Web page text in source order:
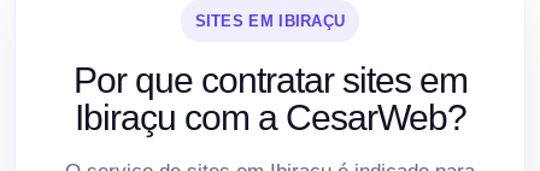
SITES EM IBIRAÇU
Por que contratar sites em
Ibiraçu com a CesarWeb?